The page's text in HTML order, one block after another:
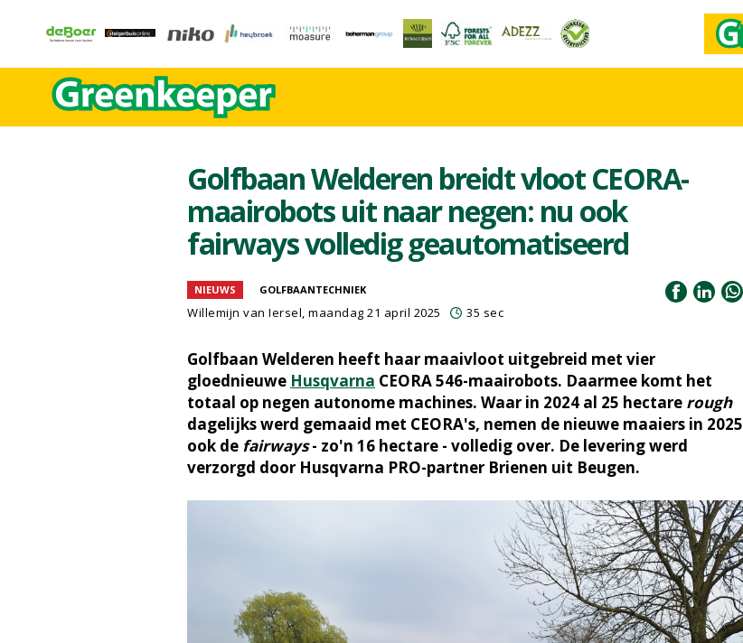
Golfbaan Welderen breidt vloot CEORA-
maairobots uit naar negen: nu ook
fairways volledig geautomatiseerd
NIEUWS GOLFBAANTECHNIEK
Willemijn van Iersel, maandag 21 april 2025 35 sec
Golfbaan Welderen heeft haar maaivloot uitgebreid met vier
gloednieuwe Husqvarna CEORA 546-maairobots. Daarmee komt het
totaal op negen autonome machines. Waar in 2024 al 25 hectare rough
dagelijks werd gemaaid met CEORA's, nemen de nieuwe maaiers in 2025
ook de fairways- zo'n 16 hectare - volledig over. De levering werd
verzorgd door Husqvarna PRO-partner Brienen uit Beugen.